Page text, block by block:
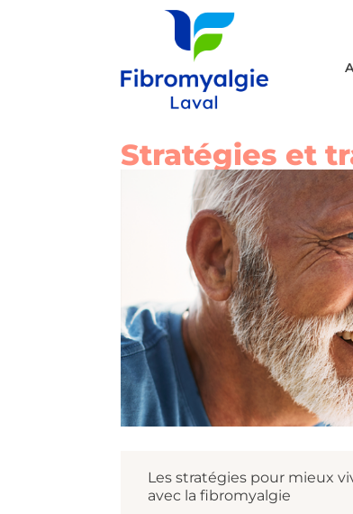
Stratégies et
Les stratégies pour mieux
avec la fibromyalgie